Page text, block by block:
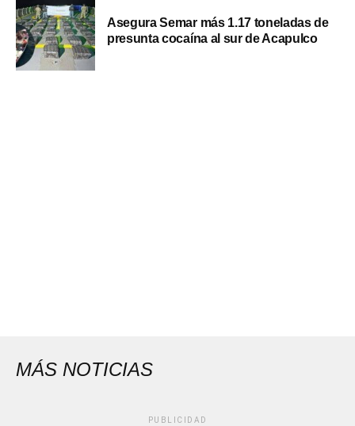
Asegura Semar más 1.17 toneladas de
presunta cocaína al sur de Acapulco
MÁS NOTICIAS
PUBLICIDAD